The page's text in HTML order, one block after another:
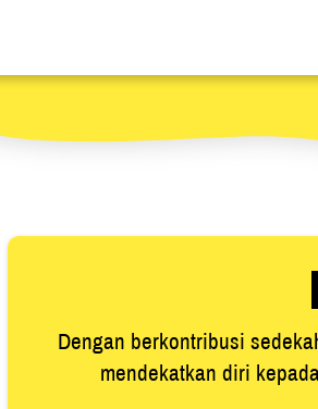
Dengan berkontribusi
mendekatkan diri